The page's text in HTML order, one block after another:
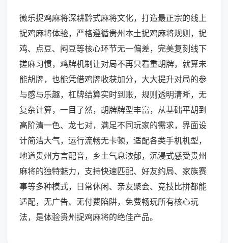
微乐捉鸡麻将深耕黔式麻将文化，打造最正宗的线上
捉鸡麻将体验，严格遵循贵州本土捉鸡麻将规则，捉
鸡、点豆、闷豆等核心环节无一偏差，完美复刻线下
搓麻习惯，鸡牌机制让对局不再只看重胡牌，就算未
能胡牌，也能凭借鸡牌收获加分，大大提升对局的参
与感与乐趣，杠牌结算实时到账，规则透明清晰，无
复杂计算，一目了然，胡牌牌型丰富，从基础平胡到
高阶清一色、龙七对，满足不同玩家的需求，界面设
计简洁大气，运行流畅无卡顿，适配各类手机机型，
地道贵州方言配音，乡土气息浓郁，沉浸式感受贵州
麻将的独特魅力，支持快速匹配、好友约局、家族赛
事等多种模式，日常休闲、亲友聚会、竞技比拼都能
适配，无广告、无付费陷阱，免费畅玩所有核心玩
法，是体验贵州捉鸡麻将的绝佳产品。